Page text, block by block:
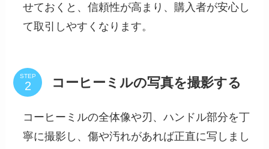
せておくと、信頼性が高まり、購入者が安心し
て取引しやすくなります。
STEP コーヒーミルの写真を撮影する
コーヒーミルの全体像や刃、ハンドル部分を丁
寧に撮影し、傷や汚れがあれば正直に写しまし